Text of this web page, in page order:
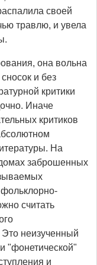
своей
травлю, и увела
она вольна
и без
критики
Иначе
критиков
На
заброшенных
фольклорно-
считать
Это неизученный
"фонетической"
и